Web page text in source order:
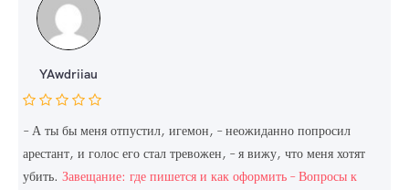
YAwdriiau
– А ты бы меня отпустил, игемон, – неожиданно попросил
арестант, и голос его стал тревожен, – я вижу, что меня хотят
убить. Завещание: где пишется и как оформить – Вопросы к